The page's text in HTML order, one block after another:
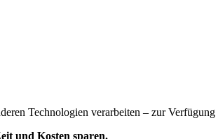
Technologien verarbeiten – zur
und Kosten sparen.